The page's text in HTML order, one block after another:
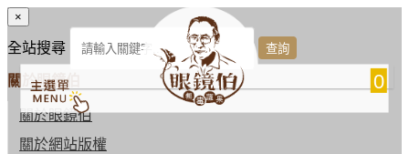
0
×
全站搜尋
關於眼鏡伯
關於眼鏡伯
關於網站版權